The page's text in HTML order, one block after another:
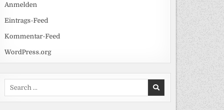
Anmelden
Eintrags-Feed
Kommentar-Feed
WordPress.org